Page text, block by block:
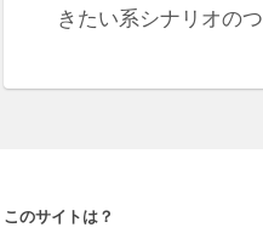
きたい系シナリオの
このサイトは？